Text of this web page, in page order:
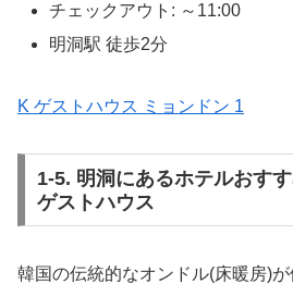
チェックアウト: ～11:00
明洞駅 徒歩2分
K ゲストハウス ミョンドン 1
1-5. 明洞にあるホテルおす
ゲストハウス
韓国の伝統的なオンドル(床暖房)